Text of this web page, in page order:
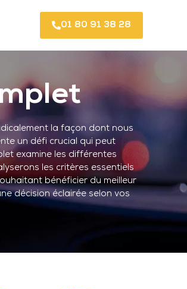
01 80 91 38 28
la façon dont nous
un défi crucial qui peut
examine les différentes
les critères essentiels
bénéficier du meilleur
décision éclairée selon vos